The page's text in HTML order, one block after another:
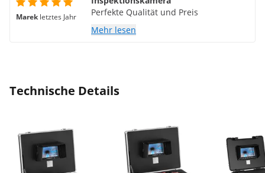
Marek letztes Jahr
Perfekte Qualität und Preis
Mehr lesen
Technische Details